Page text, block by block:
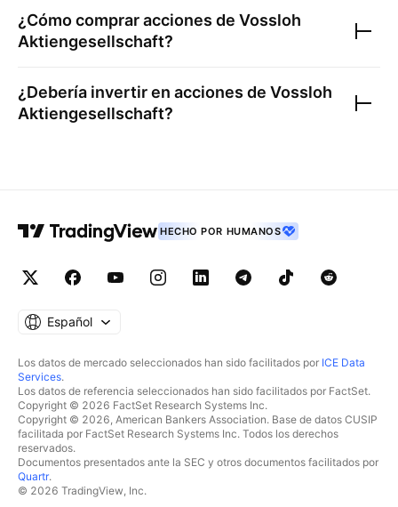
¿Cómo comprar acciones de Vossloh
Aktiengesellschaft?
¿Debería invertir en acciones de Vossloh
Aktiengesellschaft?
HECHO POR HUMANOS
Español
Los datos de mercado seleccionados han sido facilitados por ICE Data
Services.
Los datos de referencia seleccionados han sido facilitados por FactSet.
Copyright © 2026 FactSet Research Systems Inc.
Copyright © 2026, American Bankers Association. Base de datos CUSIP
facilitada por FactSet Research Systems Inc. Todos los derechos
reservados.
Documentos presentados ante la SEC y otros documentos facilitados por
Quartr.
© 2026 TradingView, Inc.